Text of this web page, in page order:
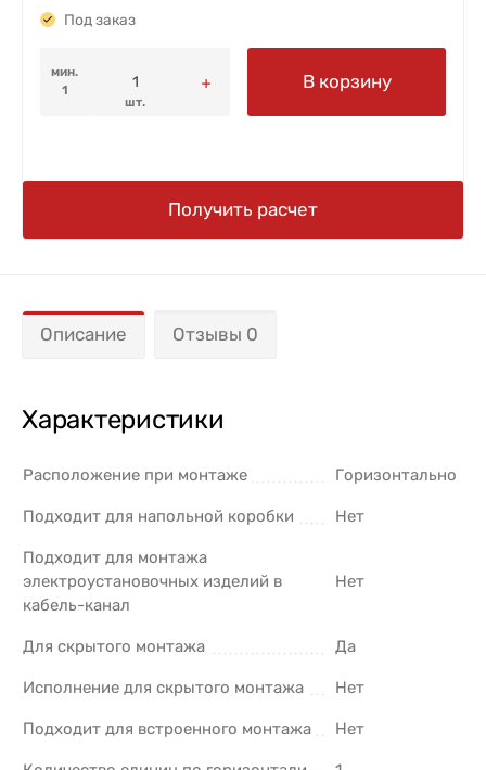
Под заказ
мин.
1
шт.
В корзину
Получить расчет
Описание Отзывы 0
Характеристики
Расположение при монтаже Горизонтально
Подходит для напольной коробки Нет
Подходит для монтажа
электроустановочных изделий в
кабель-канал
Нет
Для скрытого монтажа Да
Исполнение для скрытого монтажа Нет
Подходит для встроенного монтажа Нет